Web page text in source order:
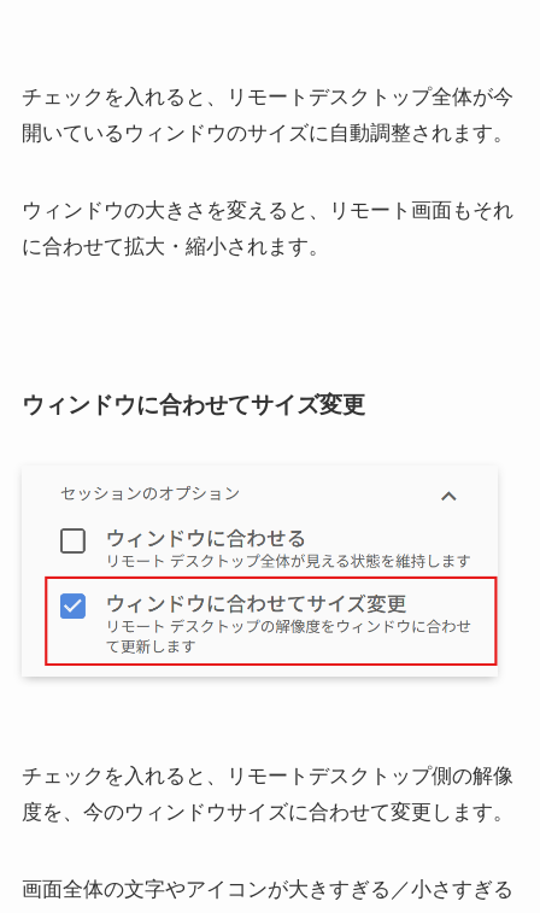
チェックを入れると、リモートデスクトップ全体が今
開いているウィンドウのサイズに自動調整されます。
ウィンドウの大きさを変えると、リモート画面もそれ
に合わせて拡大・縮小されます。
ウィンドウに合わせてサイズ変更
チェックを入れると、リモートデスクトップ側の解像
度を、今のウィンドウサイズに合わせて変更します。
画面全体の文字やアイコンが大きすぎる／小さすぎる